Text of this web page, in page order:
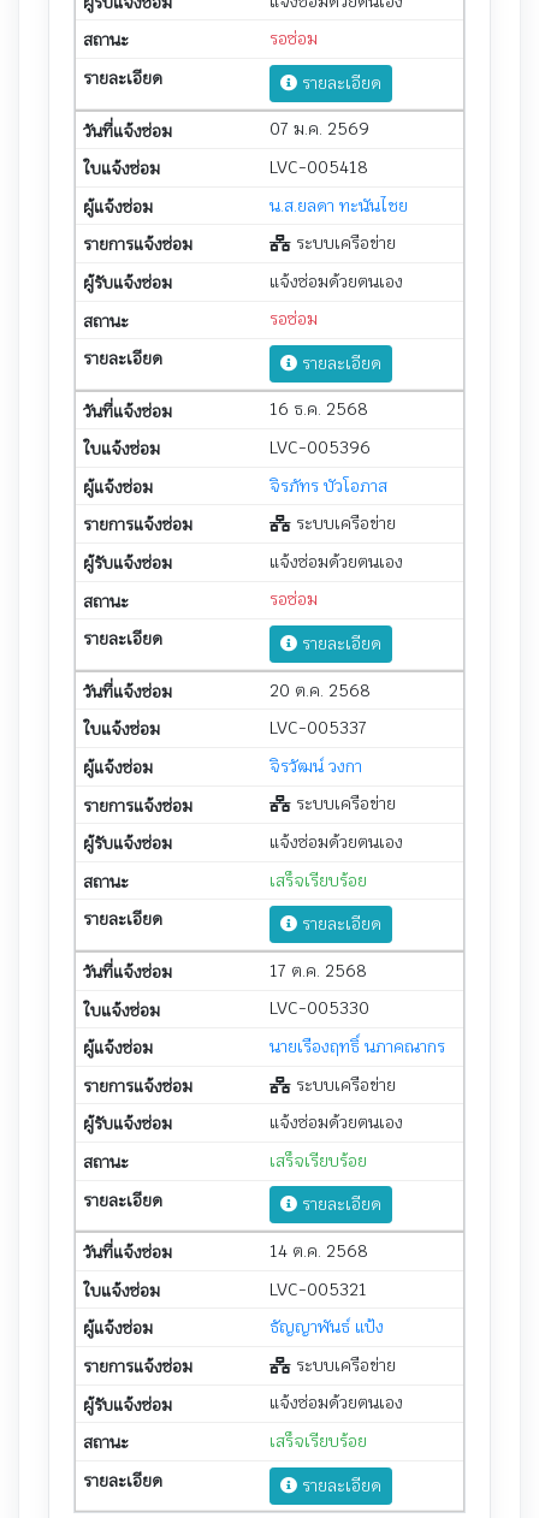
รอซ่อม
รายละเอียด
07 ม.ค. 2569
LVC-005418
น.ส.ยลดา ทะนันไชย
ระบบเครือข่าย
แจ้งซ่อมด้วยตนเอง
รอซ่อม
รายละเอียด
16 ธ.ค. 2568
LVC-005396
จิรภัทร บัวโอภาส
ระบบเครือข่าย
แจ้งซ่อมด้วยตนเอง
รอซ่อม
รายละเอียด
20 ต.ค. 2568
LVC-005337
จิรวัฒน์ วงกา
ระบบเครือข่าย
แจ้งซ่อมด้วยตนเอง
เสร็จเรียบร้อย
รายละเอียด
17 ต.ค. 2568
LVC-005330
นายเรืองฤทธิ์ นภาคณากร
ระบบเครือข่าย
แจ้งซ่อมด้วยตนเอง
เสร็จเรียบร้อย
รายละเอียด
14 ต.ค. 2568
LVC-005321
ธัญญาพันธ์ แป้ง
ระบบเครือข่าย
แจ้งซ่อมด้วยตนเอง
เสร็จเรียบร้อย
รายละเอียด